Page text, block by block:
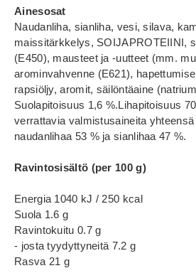
Ainesosat
Naudanliha, sianliha, vesi, silava,
maissitärkkelys, SOIJAPROTEIINI,
(E450), mausteet ja -uutteet (mm.
arominvahvenne (E621),
rapsiöljy, aromit, säilöntäaine
Suolapitoisuus 1,6 %.Lihapitoisuus
verrattavia valmistusaineita
naudanlihaa 53 % ja sianlihaa 47 %.
Ravintosisältö (per 100 g)
Energia 1040 kJ / 250 kcal
Suola 1.6 g
Ravintokuitu 0.7 g
- josta tyydyttyneitä 7.2 g
Rasva 21 g